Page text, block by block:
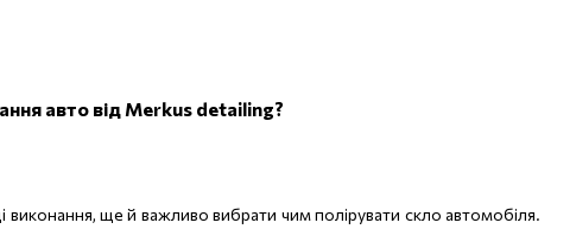
авто від Merkus detailing?
виконання, ще й важливо вибрати чим полірувати скло автомобіля.